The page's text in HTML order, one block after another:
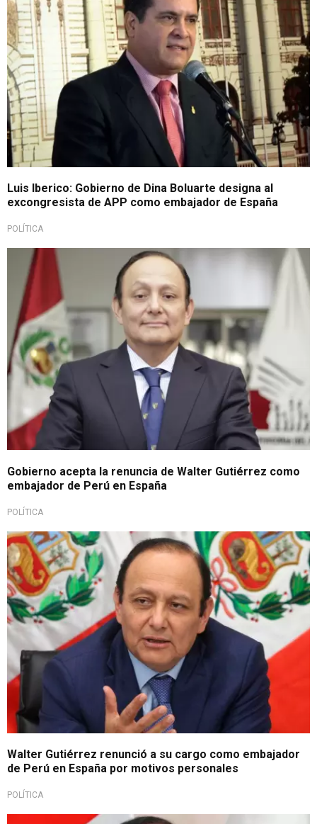
Luis Iberico: Gobierno de Dina Boluarte designa al
excongresista de APP como embajador de España
POLÍTICA
Importante
Gobierno acepta la renuncia de Walter Gutiérrez como
embajador de Perú en España
POLÍTICA
¿Por diferencias políticas?
Walter Gutiérrez renunció a su cargo como embajador
de Perú en España por motivos personales
POLÍTICA